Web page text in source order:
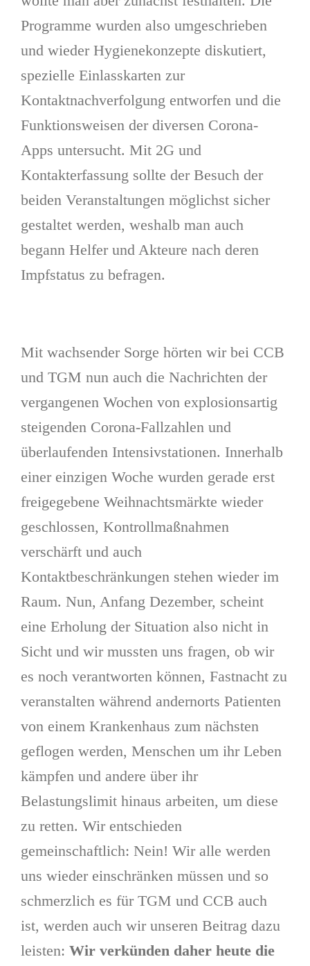
Programme wurden also umgeschrieben
und wieder Hygienekonzepte diskutiert,
spezielle Einlasskarten zur
Kontaktnachverfolgung entworfen und die
Funktionsweisen der diversen Corona-
Apps untersucht. Mit 2G und
Kontakterfassung sollte der Besuch der
beiden Veranstaltungen möglichst sicher
gestaltet werden, weshalb man auch
begann Helfer und Akteure nach deren
Impfstatus zu befragen.
Mit wachsender Sorge hörten wir bei CCB
und TGM nun auch die Nachrichten der
vergangenen Wochen von explosionsartig
steigenden Corona-Fallzahlen und
überlaufenden Intensivstationen. Innerhalb
einer einzigen Woche wurden gerade erst
freigegebene Weihnachtsmärkte wieder
geschlossen, Kontrollmaßnahmen
verschärft und auch
Kontaktbeschränkungen stehen wieder im
Raum. Nun, Anfang Dezember, scheint
eine Erholung der Situation also nicht in
Sicht und wir mussten uns fragen, ob wir
es noch verantworten können, Fastnacht zu
veranstalten während andernorts Patienten
von einem Krankenhaus zum nächsten
geflogen werden, Menschen um ihr Leben
kämpfen und andere über ihr
Belastungslimit hinaus arbeiten, um diese
zu retten. Wir entschieden
gemeinschaftlich: Nein! Wir alle werden
uns wieder einschränken müssen und so
schmerzlich es für TGM und CCB auch
ist, werden auch wir unseren Beitrag dazu
leisten: Wir verkünden daher heute die